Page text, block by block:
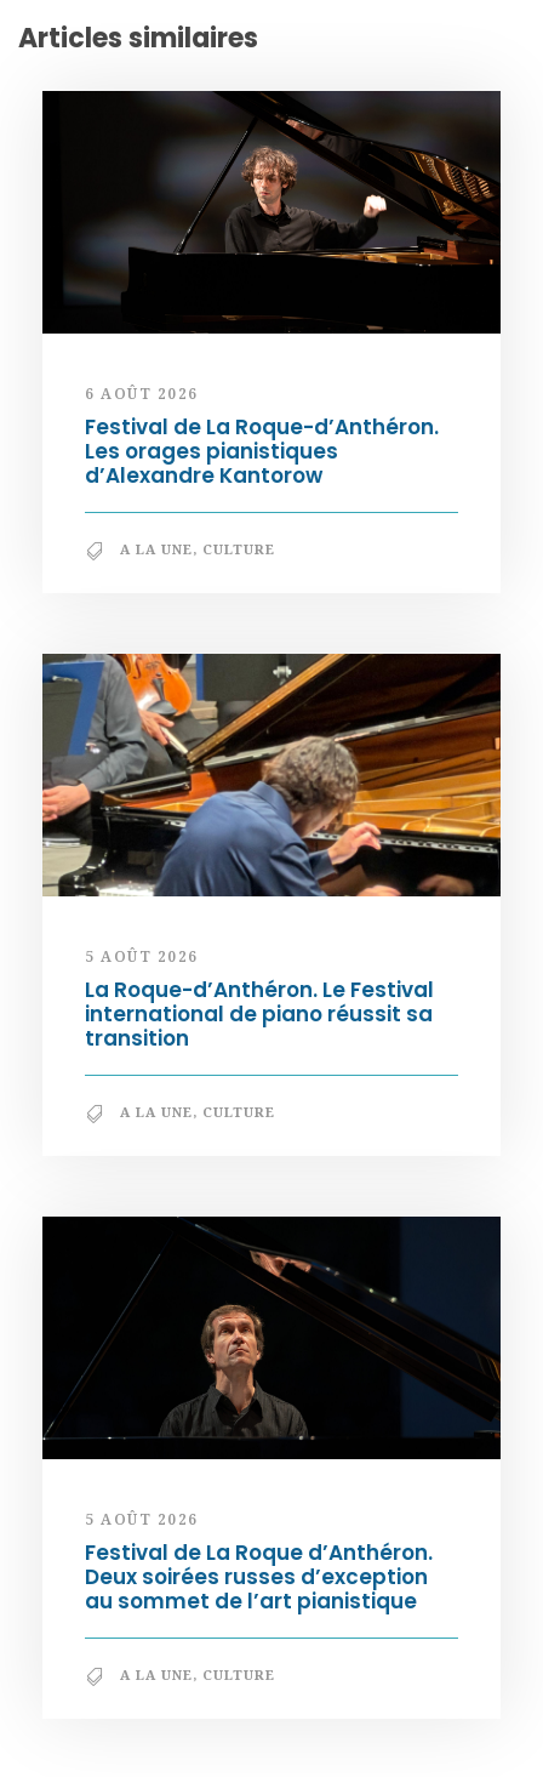
Articles similaires
6 AOÛT 2026
Festival de La Roque-d’Anthéron.
Les orages pianistiques
d’Alexandre Kantorow
A LA UNE, CULTURE
5 AOÛT 2026
La Roque-d’Anthéron. Le Festival
international de piano réussit sa
transition
A LA UNE, CULTURE
5 AOÛT 2026
Festival de La Roque d’Anthéron.
Deux soirées russes d’exception
au sommet de l’art pianistique
A LA UNE, CULTURE